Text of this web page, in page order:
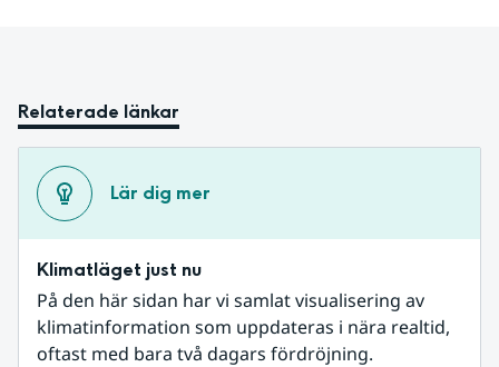
Relaterade länkar
Lär dig mer
Klimatläget just nu
På den här sidan har vi samlat visualisering av
klimatinformation som uppdateras i nära realtid,
oftast med bara två dagars fördröjning.